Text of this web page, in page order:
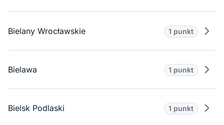
Bielany Wrocławskie 1 punkt
Bielawa 1 punkt
Bielsk Podlaski 1 punkt